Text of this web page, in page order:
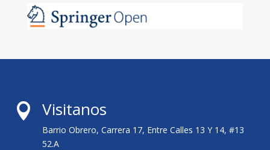
 Visitanos
Barrio Obrero, Carrera 17, Entre Calles 13 Y 14, #13
52.A